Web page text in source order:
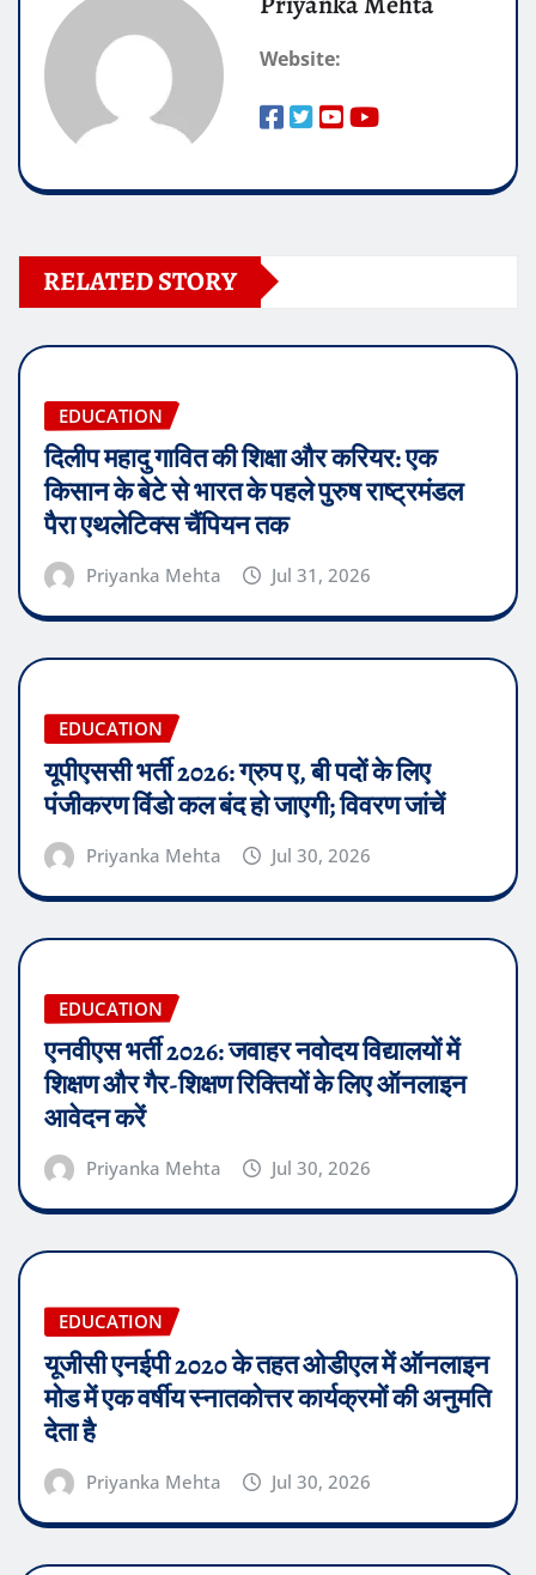
Website:
RELATED STORY
EDUCATION
दिलीप महादु गावित की शिक्षा और करियर: एक
किसान के बेटे से भारत के पहले पुरुष राष्ट्रमंडल
पैरा एथलेटिक्स चैंपियन तक
Priyanka Mehta Jul 31, 2026
EDUCATION
यूपीएससी भर्ती 2026: ग्रुप ए, बी पदों के लिए
पंजीकरण विंडो कल बंद हो जाएगी; विवरण जांचें
Priyanka Mehta Jul 30, 2026
EDUCATION
एनवीएस भर्ती 2026: जवाहर नवोदय विद्यालयों में
शिक्षण और गैर-शिक्षण रिक्तियों के लिए ऑनलाइन
आवेदन करें
Priyanka Mehta Jul 30, 2026
EDUCATION
यूजीसी एनईपी 2020 के तहत ओडीएल में ऑनलाइन
मोड में एक वर्षीय स्नातकोत्तर कार्यक्रमों की अनुमति
देता है
Priyanka Mehta Jul 30, 2026